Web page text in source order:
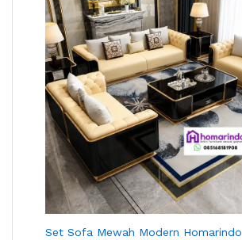
Set Sofa Mewah Modern Homarindo